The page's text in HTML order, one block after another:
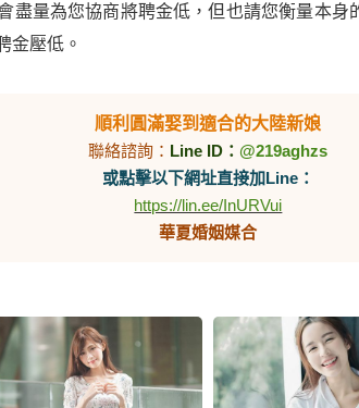
盡量為您協商將聘金低，但也請您衡量本身
金壓低。
順利圓滿娶到適合的大陸新娘
聯絡諮詢： Line ID：@219aghzs
或點擊以下網址直接加Line：
https://lin.ee/InURVui
華夏婚姻媒合